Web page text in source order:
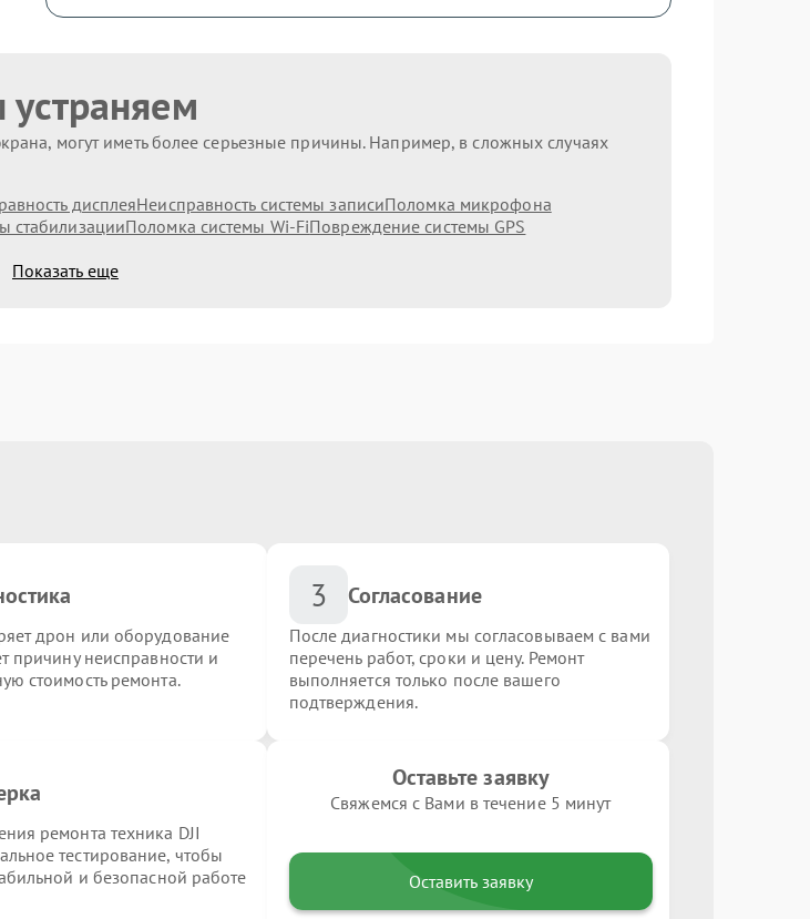
могут иметь более серьезные причины. Например, в сложных случаях
дисплеяНеисправность системы записиПоломка микрофона
стабилизацииПоломка системы Wi-FiПовреждение системы GPS
Показать еще
дрон или оборудование
причину неисправности и
стоимость ремонта.
3 Согласование
После диагностики мы согласовываем с вами
перечень работ, сроки и цену. Ремонт
выполняется только после вашего
подтверждения.
ремонта техника DJI
тестирование, чтобы
и безопасной работе
Оставьте заявку
Свяжемся с Вами в течение 5 минут
Оставить заявку